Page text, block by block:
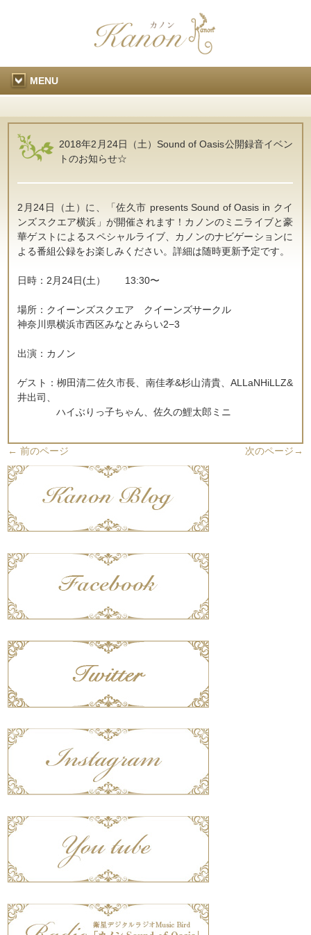
MENU
2018年2月24日（土）Sound of Oasis公開録音イベン
トのお知らせ☆
2月24日（土）に、「佐久市 presents Sound of Oasis in クイ
ンズスクエア横浜」が開催されます！カノンのミニライブと豪
華ゲストによるスペシャルライブ、カノンのナビゲーションに
よる番組公録をお楽しみください。詳細は随時更新予定です。
日時：2月24日(土） 13:30〜
場所：クイーンズスクエア クイーンズサークル
神奈川県横浜市西区みなとみらい2−3
出演：カノン
ゲスト：栁田清二佐久市長、南佳孝&杉山清貴、ALLaNHiLLZ&
井出司、
ハイぶりっ子ちゃん、佐久の鯉太郎ミニ
← 前のページ 次のページ →